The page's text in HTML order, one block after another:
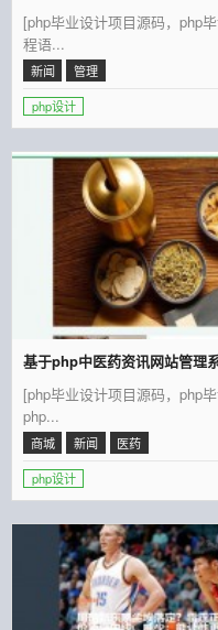
[php毕业设计项目源码，php
程语...
新闻 管理
php设计
基于php中医药资讯网站管理
[php毕业设计项目源码，php
php...
商城 新闻 医药
php设计